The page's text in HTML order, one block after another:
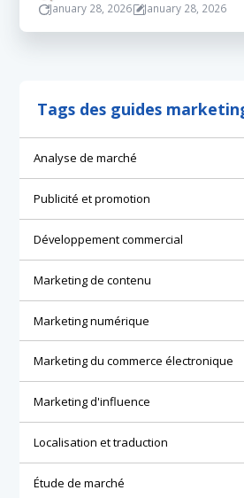
January 28, 2026
January 28, 2026
Tags des guides
Analyse de marché
Publicité et promotion
Développement commercial
Marketing de contenu
Marketing numérique
Marketing du commerce électronique
Marketing d'influence
Localisation et traduction
Étude de marché